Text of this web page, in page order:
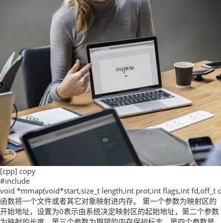
[cpp] copy
#include
void *mmap(void*start,size_t length,int prot,int flags,int fd,off_t
函数将一个文件或者其它对象映射进内存。 第一个参数为映射区的
开始地址，设置为0表示由系统决定映射区的起始地址，第二个参数